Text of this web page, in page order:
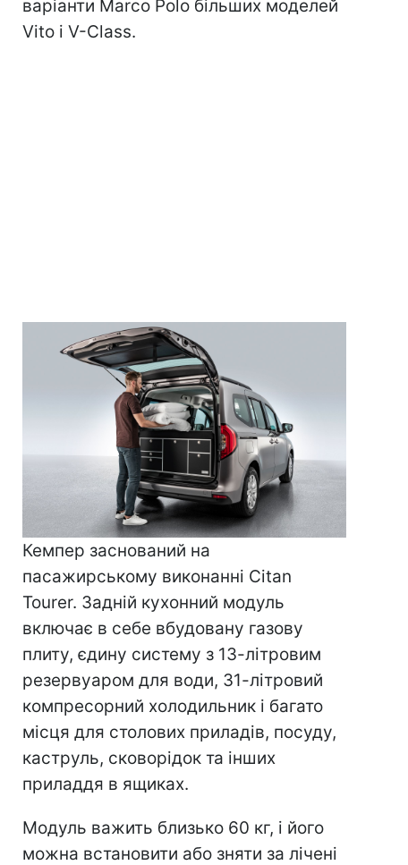
варіанти Marco Polo більших моделей
Vito і V-Class.
Кемпер заснований на
пасажирському виконанні Citan
Tourer. Задній кухонний модуль
включає в себе вбудовану газову
плиту, єдину систему з 13-літровим
резервуаром для води, 31-літровий
компресорний холодильник і багато
місця для столових приладів, посуду,
каструль, сковорідок та інших
приладдя в ящиках.
Модуль важить близько 60 кг, і його
можна встановити або зняти за лічені